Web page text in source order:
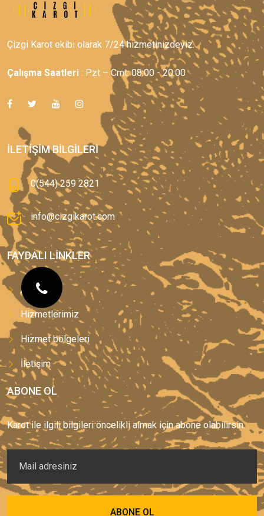
Çizgi Karot ekibi olarak 7/24 hizmetinizdeyiz.
Çalışma Saatleri : Pzt – Cmt: 08:00 - 20:00
İLETIŞIM BILGILERI
0(544) 259 2821
info@cizgikarot.com
FAYDALI LINKLER
Anasayfa
Hizmetlerimiz
Hizmet bölgeleri
İletişim
ABONE OL
Karot ile ilgili bilgileri öncelikli almak için abone olabilirsin.